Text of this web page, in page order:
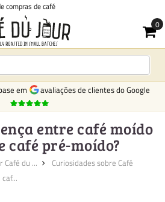
taxa fixa de entrega
em avaliações de clientes do Google
entre café moído
café pré-moído?
Café du ...
Curiosidades sobre Café